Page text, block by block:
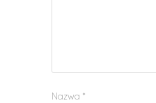
Nazwa *